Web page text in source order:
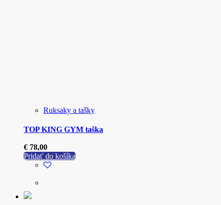
Ruksaky a tašky
TOP KING GYM taška
€ 78,00
Pridať do košíka